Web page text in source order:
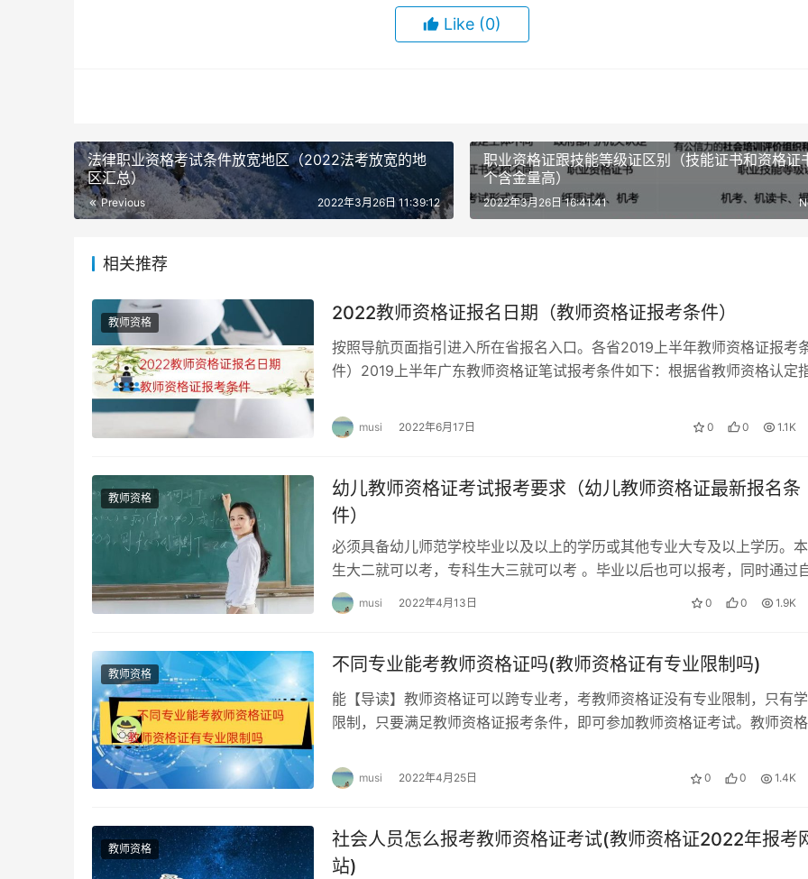
1 综合素质（小学） 201
2 综合素质（小学）（音体美专业） 201A
3
4 教育教学知识与能力（音体美专业） 202A
（三） 初中
1 综合素质（中学）
2 综合素质（中学）（音体美专业） 301A 初中、高中相同
教育知识与能力 302 初中、高中相同
4 教育知识与能力（音体美专业）
5 语文学科知识与教学能力（初级中学） 303
数学学科知识与教学能力（初级中学） 304
7 英语学科知识与教学能力（初级中学）
8 物理学科知识与教学能力（初级中学） 306
Like (0)
法律职业资格考试条件放宽地区（2022法考放宽的地
区汇总）
Previous 2022年3月26日 11:39:12
职业资格证跟技能等级证区别（技能证书和资格证
个含金量高）
2022年3月26日 16:41:41
相关推荐
教师资格 2022教师资格证报名日期（教师资格证报考条件）
按照导航页面指引进入所在省报名入口。各省2019上半年教师资格证报考
件）2019上半年广东教师资格证笔试报考条件如下：根据省教师资格认定
musi 2022年6月17日 0 0 1.1K
教师资格
幼儿教师资格证考试报考要求（幼儿教师资格证最新报名条
件）
必须具备幼儿师范学校毕业以及以上的学历或其他专业大专及以上学历。
生大二就可以考，专科生大三就可以考 。毕业以后也可以报考，同时通过
的学历学前教育相关也是可以考的。 之前和大…
musi 2022年4月13日 0 0 1.9K
教师资格 不同专业能考教师资格证吗(教师资格证有专业限制吗)
能【导读】教师资格证可以跨专业考，考教师资格证没有专业限制，只有
限制，只要满足教师资格证报考条件，即可参加教师资格证考试。教师资格
musi 2022年4月25日 0 0 1.4K
教师资格
社会人员怎么报考教师资格证考试(教师资格证2022年报考
站)